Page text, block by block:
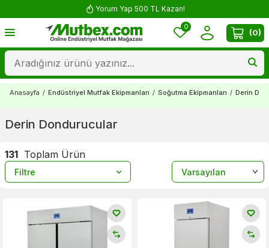
Yorum Yap 500 TL Kazan!
0
(0)
Anasayfa / Endüstriyel Mutfak Ekipmanları / Soğutma Ekipmanları / Derin
Derin Dondurucular
131 Toplam Ürün
Filtre